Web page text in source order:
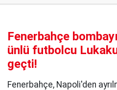
Fenerbahçe
ünlü futbolcu
geçti!
Fenerbahçe, Napoli'den